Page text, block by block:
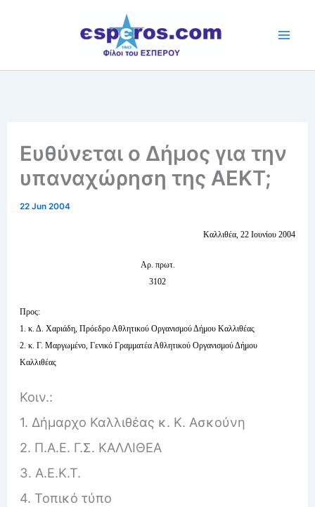
Ευθύνεται ο Δήμος για την
υπαναχώρηση της ΑΕΚΤ;
22 Jun 2004
Καλλιθέα, 22 Ιουνίου 2004
Αρ. πρωτ.
3102
Προς:
1. κ. Δ. Χαριάδη, Πρόεδρο Αθλητικού Οργανισμού Δήμου Καλλιθέας
2. κ. Γ. Μαργωμένο, Γενικό Γραμματέα Αθλητικού Οργανισμού Δήμου
Καλλιθέας
Κοιν.:
1. Δήμαρχο Καλλιθέας κ. Κ. Ασκούνη
2. Π.Α.Ε. Γ.Σ. ΚΑΛΛΙΘΕΑ
3. Α.Ε.Κ.Τ.
4. Τοπικό τύπο